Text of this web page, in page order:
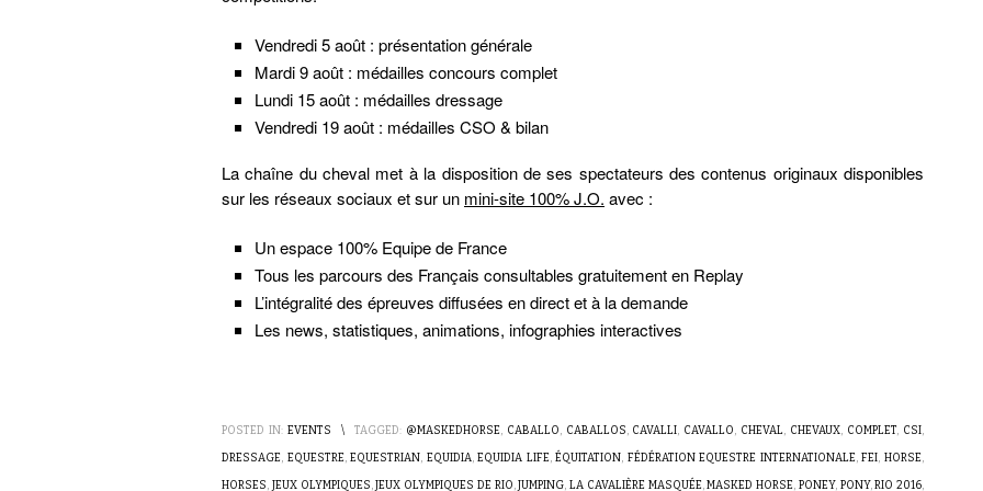
Vendredi 5 août : présentation générale
Mardi 9 août : médailles concours complet
Lundi 15 août : médailles dressage
Vendredi 19 août : médailles CSO & bilan
La chaîne du cheval met à la disposition de ses spectateurs des contenus originaux disponibles
sur les réseaux sociaux et sur un mini-site 100% J.O. avec :
Un espace 100% Equipe de France
Tous les parcours des Français consultables gratuitement en Replay
L’intégralité des épreuves diffusées en direct et à la demande
Les news, statistiques, animations, infographies interactives
POSTED IN: EVENTS \ TAGGED: @MASKEDHORSE, CABALLO, CABALLOS, CAVALLI, CAVALLO, CHEVAL, CHEVAUX, COMPLET, CSI,
DRESSAGE, EQUESTRE,EQUESTRIAN, EQUIDIA,EQUIDIA LIFE,ÉQUITATION, FÉDÉRATION EQUESTRE INTERNATIONALE,FEI,HORSE,
HORSES, JEUX OLYMPIQUES,JEUX OLYMPIQUES DE RIO,JUMPING, LA CAVALIÈRE MASQUÉE,MASKED HORSE, PONEY, PONY,RIO 2016,